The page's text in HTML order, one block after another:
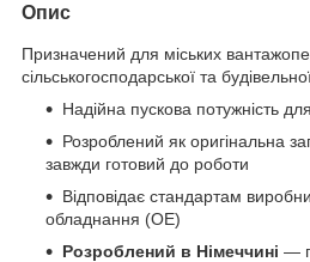
Опис
Призначений для міських
сільськогосподарської та
Надійна пускова потужність
Розроблений як оригінальна
завжди готовий до роботи
Відповідає стандартам
обладнання (OE)
Розроблений в Німеччині —